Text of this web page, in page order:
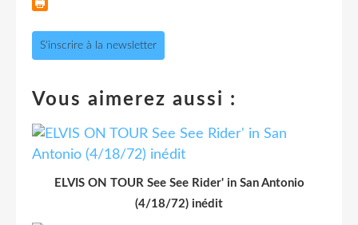
S'inscrire à la newsletter
Vous aimerez aussi :
ELVIS ON TOUR See See Rider' in San Antonio
(4/18/72) inédit